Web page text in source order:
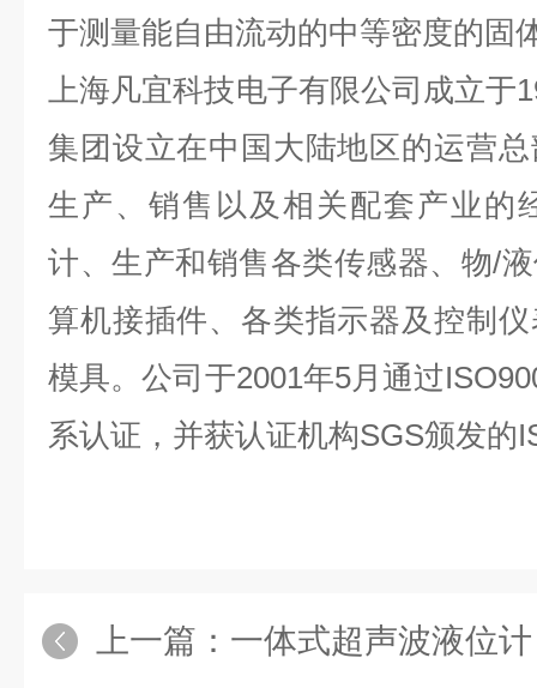
于测量能自由流动的中等密度的固
上海凡宜科技电子有限公司成立于
集团设立在中国大陆地区的运营
生产、销售以及相关配套产业的
计、生产和销售各类传感器、物/
算机接插件、各类指示器及控制
模具。公司于2001年5月通过
系认证，并获认证机构SGS颁发的
上一篇： 一体式超声波液位计